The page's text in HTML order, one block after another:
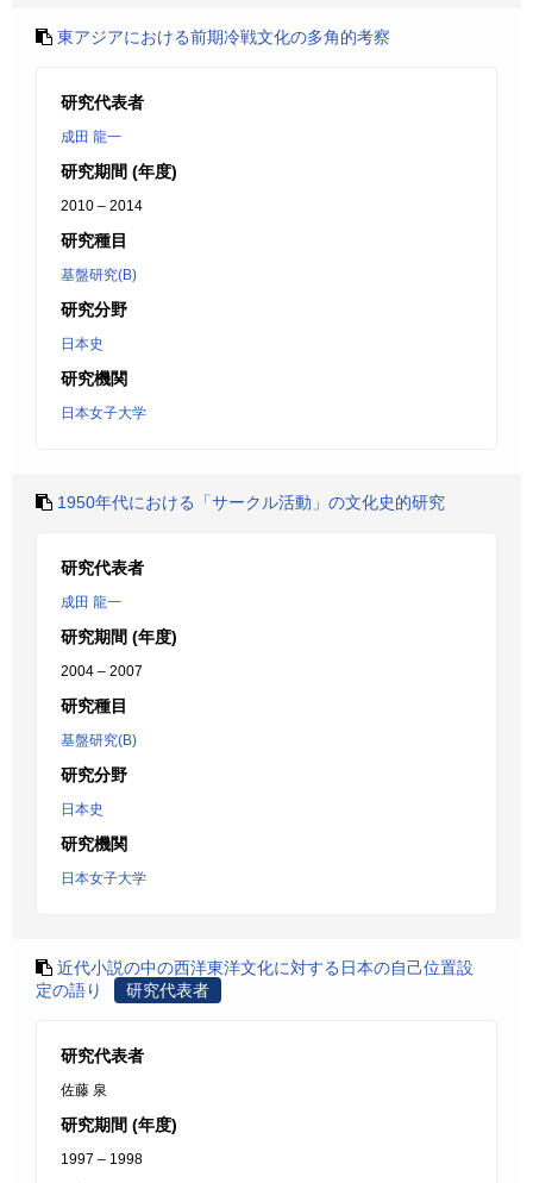
東アジアにおける前期冷戦文化の多角的考察
研究代表者
成田 龍一
研究期間 (年度)
2010 – 2014
研究種目
基盤研究(B)
研究分野
日本史
研究機関
日本女子大学
1950年代における「サークル活動」の文化史的研究
研究代表者
成田 龍一
研究期間 (年度)
2004 – 2007
研究種目
基盤研究(B)
研究分野
日本史
研究機関
日本女子大学
近代小説の中の西洋東洋文化に対する日本の自己位置設
定の語り
研究代表者
研究代表者
佐藤 泉
研究期間 (年度)
1997 – 1998